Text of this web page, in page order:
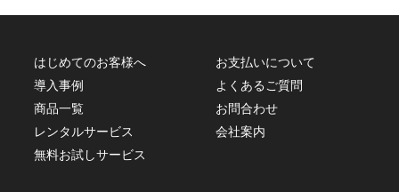
はじめてのお客様へ
導入事例
商品一覧
レンタルサービス
無料お試しサービス
お支払いについて
よくあるご質問
お問合わせ
会社案内